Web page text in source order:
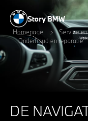
Story BMW
Homepage
Service
Onderhoud en reparatie
DE